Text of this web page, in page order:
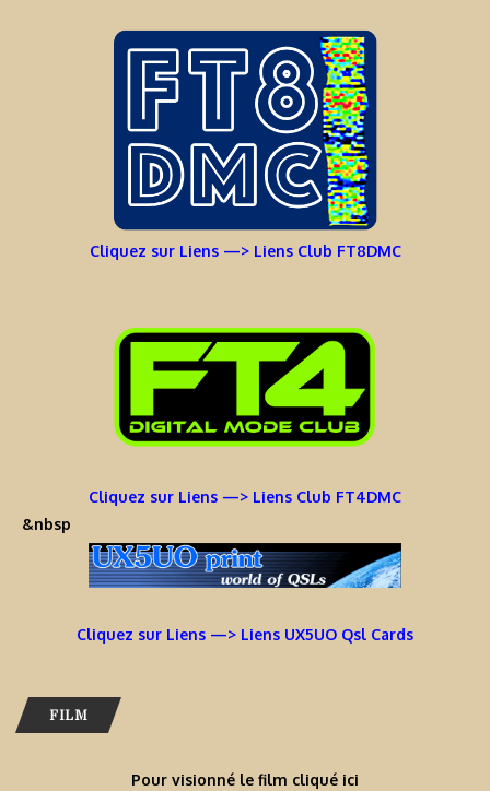
Cliquez sur Liens —> Liens Club FT8DMC
Cliquez sur Liens —> Liens Club FT4DMC
&nbsp
Cliquez sur Liens —> Liens UX5UO Qsl Cards
FILM
Pour visionné le film cliqué ici